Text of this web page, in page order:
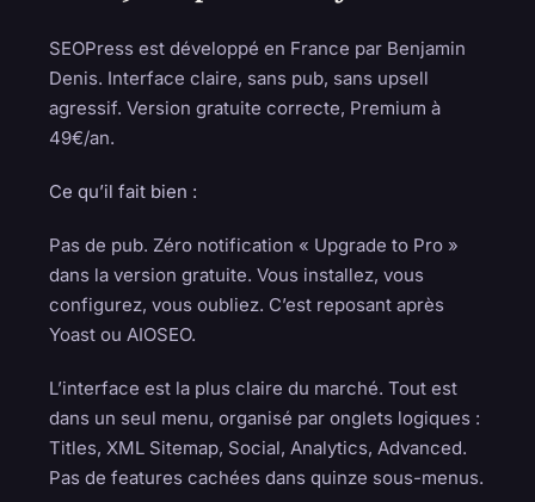
SEOPress est développé en France par Benjamin
Denis. Interface claire, sans pub, sans upsell
agressif. Version gratuite correcte, Premium à
49€/an.
Ce qu’il fait bien :
Pas de pub. Zéro notification « Upgrade to Pro »
dans la version gratuite. Vous installez, vous
configurez, vous oubliez. C’est reposant après
Yoast ou AIOSEO.
L’interface est la plus claire du marché. Tout est
dans un seul menu, organisé par onglets logiques :
Titles, XML Sitemap, Social, Analytics, Advanced.
Pas de features cachées dans quinze sous-menus.